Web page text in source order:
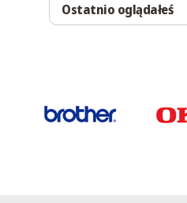
Phonefax 2695 sms
Phonefax 2720 sms
Phonefax 2725 sms
Ostatnio oglądałeś